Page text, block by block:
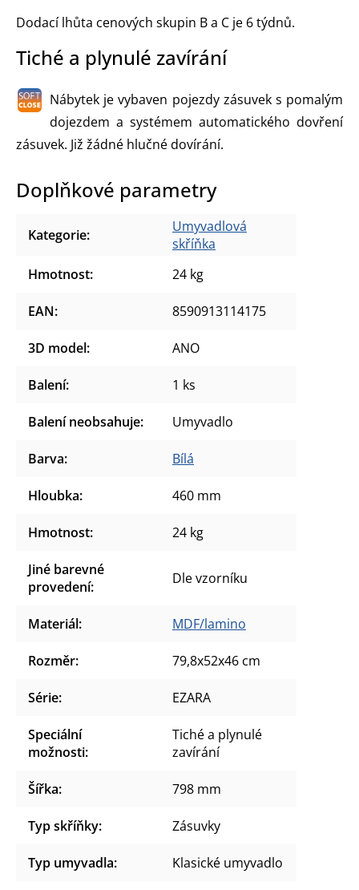
Dodací lhůta cenových skupin B a C je 6 týdnů.
Tiché a plynulé zavírání
Nábytek je vybaven pojezdy zásuvek s pomalým
dojezdem a systémem automatického dovření
zásuvek. Již žádné hlučné dovírání.
Doplňkové parametry
Kategorie:
Umyvadlová
skříňka
Hmotnost: 24 kg
EAN: 8590913114175
3D model: ANO
Balení: 1 ks
Balení neobsahuje: Umyvadlo
Barva: Bílá
Hloubka: 460 mm
Hmotnost: 24 kg
Jiné barevné
provedení: Dle vzorníku
Materiál: MDF/lamino
Rozměr: 79,8x52x46 cm
Série: EZARA
Speciální
možnosti:
Tiché a plynulé
zavírání
Šířka: 798 mm
Typ skříňky: Zásuvky
Typ umyvadla: Klasické umyvadlo